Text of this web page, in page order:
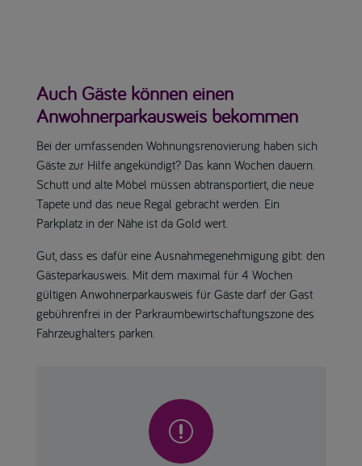
Auch Gäste können einen
Anwohnerparkausweis bekommen
Bei der umfassenden Wohnungsrenovierung haben sich
Gäste zur Hilfe angekündigt? Das kann Wochen dauern.
Schutt und alte Möbel müssen abtransportiert, die neue
Tapete und das neue Regal gebracht werden. Ein
Parkplatz in der Nähe ist da Gold wert.
Gut, dass es dafür eine Ausnahmegenehmigung gibt: den
Gästeparkausweis. Mit dem maximal für 4 Wochen
gültigen Anwohnerparkausweis für Gäste darf der Gast
gebührenfrei in der Parkraumbewirtschaftungszone des
Fahrzeughalters parken.
r